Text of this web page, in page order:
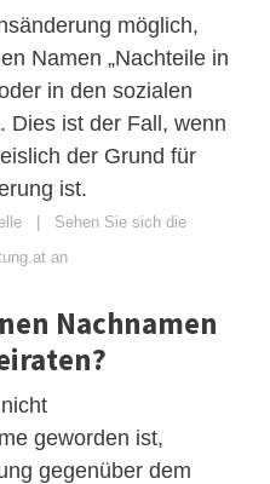
möglich,
Namen „Nachteile in
in den sozialen
Dies ist der Fall, wenn
der Grund für
ist.
| Sehen Sie sich die
an
Nachnamen
geworden ist,
gegenüber dem